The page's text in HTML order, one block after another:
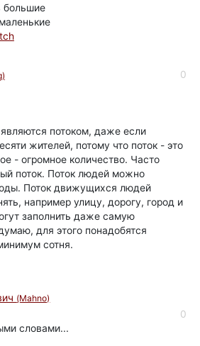
большие
0
потоком, даже если
жителей, потому что поток - это
- огромное количество. Часто
поток. Поток людей можно
Поток движущихся людей
например улицу, дорогу, город и
заполнить даже самую
для этого понадобятся
сотня.
(Mahno)
0
словами...